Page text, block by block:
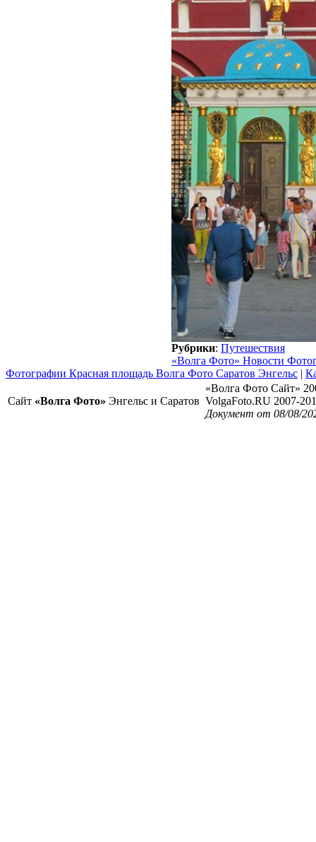
Рубрики: Путешествия
«Волга Фото» Новости
Фотографии Красная площадь Волга Фото Саратов Энгельс |
Сайт «Волга Фото» Энгельс и Саратов
«Волга Фото Сайт»
VolgaFoto.RU 2007-
Документ от 08/08/